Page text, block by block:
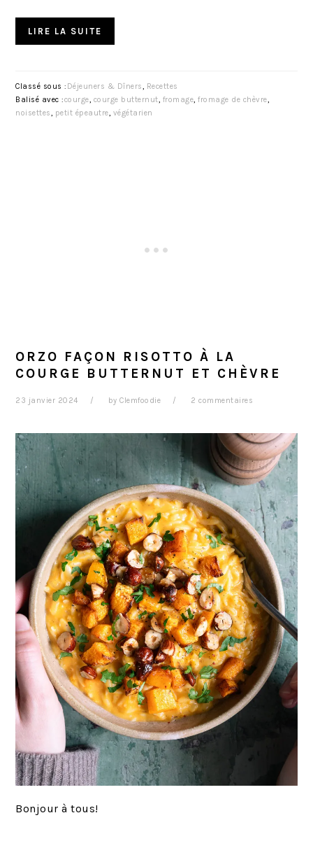
LIRE LA SUITE
Classé sous : Déjeuners & Dîners, Recettes
Balisé avec :courge, courge butternut, fromage,fromage de chèvre,
noisettes, petit épeautre, végétarien
ORZO FAÇON RISOTTO À LA
COURGE BUTTERNUT ET CHÈVRE
23 janvier 2024 byClemfoodie 2 commentaires
Bonjour à tous!